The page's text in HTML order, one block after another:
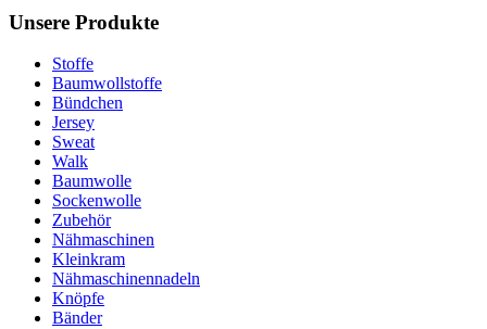
Unsere Produkte
Stoffe
Baumwollstoffe
Bündchen
Jersey
Sweat
Walk
Baumwolle
Sockenwolle
Zubehör
Nähmaschinen
Kleinkram
Nähmaschinennadeln
Knöpfe
Bänder